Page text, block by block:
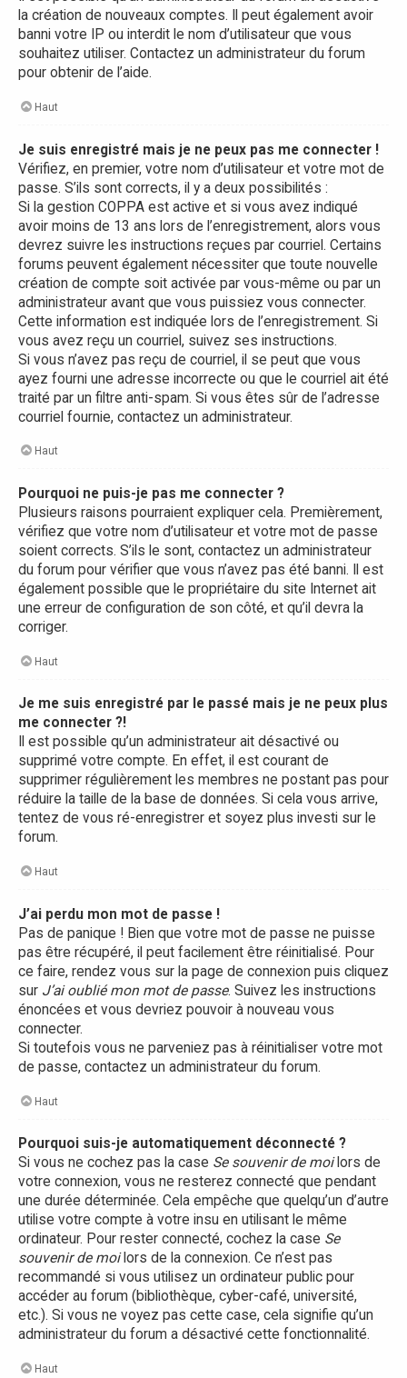
la création de nouveaux comptes. Il peut également avoir
banni votre IP ou interdit le nom d’utilisateur que vous
souhaitez utiliser. Contactez un administrateur du forum
pour obtenir de l’aide.
Haut
Je suis enregistré mais je ne peux pas me connecter !
Vérifiez, en premier, votre nom d’utilisateur et votre mot de
passe. S’ils sont corrects, il y a deux possibilités :
Si la gestion COPPA est active et si vous avez indiqué
avoir moins de 13 ans lors de l’enregistrement, alors vous
devrez suivre les instructions reçues par courriel. Certains
forums peuvent également nécessiter que toute nouvelle
création de compte soit activée par vous-même ou par un
administrateur avant que vous puissiez vous connecter.
Cette information est indiquée lors de l’enregistrement. Si
vous avez reçu un courriel, suivez ses instructions.
Si vous n’avez pas reçu de courriel, il se peut que vous
ayez fourni une adresse incorrecte ou que le courriel ait été
traité par un filtre anti-spam. Si vous êtes sûr de l’adresse
courriel fournie, contactez un administrateur.
Haut
Pourquoi ne puis-je pas me connecter ?
Plusieurs raisons pourraient expliquer cela. Premièrement,
vérifiez que votre nom d’utilisateur et votre mot de passe
soient corrects. S’ils le sont, contactez un administrateur
du forum pour vérifier que vous n’avez pas été banni. Il est
également possible que le propriétaire du site Internet ait
une erreur de configuration de son côté, et qu’il devra la
corriger.
Haut
Je me suis enregistré par le passé mais je ne peux plus
me connecter ?!
Il est possible qu’un administrateur ait désactivé ou
supprimé votre compte. En effet, il est courant de
supprimer régulièrement les membres ne postant pas pour
réduire la taille de la base de données. Si cela vous arrive,
tentez de vous ré-enregistrer et soyez plus investi sur le
forum.
Haut
J’ai perdu mon mot de passe !
Pas de panique ! Bien que votre mot de passe ne puisse
pas être récupéré, il peut facilement être réinitialisé. Pour
ce faire, rendez vous sur la page de connexion puis cliquez
sur J’ai oublié mon mot de passe. Suivez les instructions
énoncées et vous devriez pouvoir à nouveau vous
connecter.
Si toutefois vous ne parveniez pas à réinitialiser votre mot
de passe, contactez un administrateur du forum.
Haut
Pourquoi suis-je automatiquement déconnecté ?
Si vous ne cochez pas la case Se souvenir de moilors de
votre connexion, vous ne resterez connecté que pendant
une durée déterminée. Cela empêche que quelqu’un d’autre
utilise votre compte à votre insu en utilisant le même
ordinateur. Pour rester connecté, cochez la case Se
souvenir de moilors de la connexion. Ce n’est pas
recommandé si vous utilisez un ordinateur public pour
accéder au forum (bibliothèque, cyber-café, université,
etc.). Si vous ne voyez pas cette case, cela signifie qu’un
administrateur du forum a désactivé cette fonctionnalité.
Haut